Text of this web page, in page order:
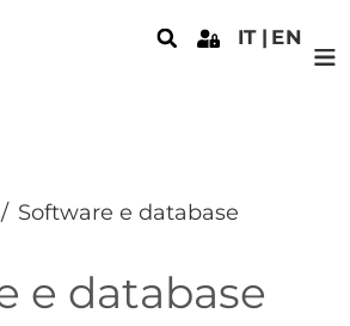
principale
IT EN
Software e database
e database